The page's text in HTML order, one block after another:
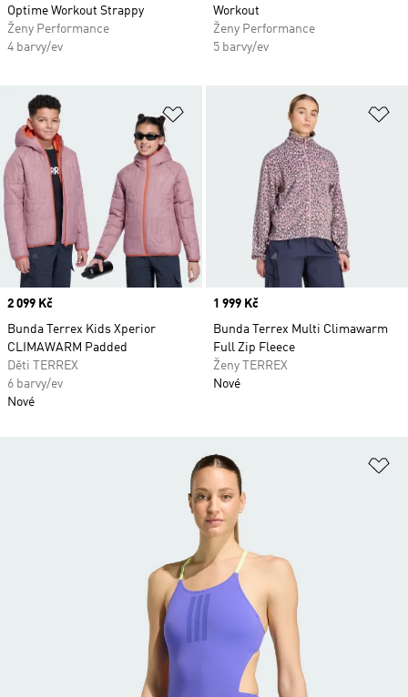
Optime Workout Strappy
Ženy Performance
4 barvy/ev
Workout
Ženy Performance
5 barvy/ev
Přidat do seznamu přání
Price
2 099 Kč
Bunda Terrex Kids Xperior
CLIMAWARM Padded
Děti TERREX
6 barvy/ev
Nové
Price
1 999 Kč
Bunda Terrex Multi Climawarm
Full Zip Fleece
Ženy TERREX
Nové